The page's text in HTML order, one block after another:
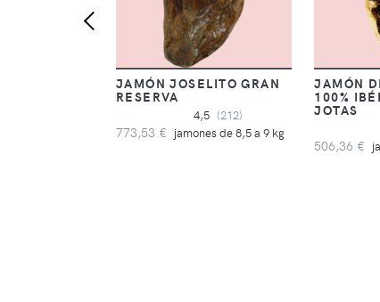
JAMÓN JOSELITO GRAN
RESERVA
4,5 (212)
773,53 € jamones de 8,5 a 9 kg
JAMÓN
100%
JOTAS
506,36 €